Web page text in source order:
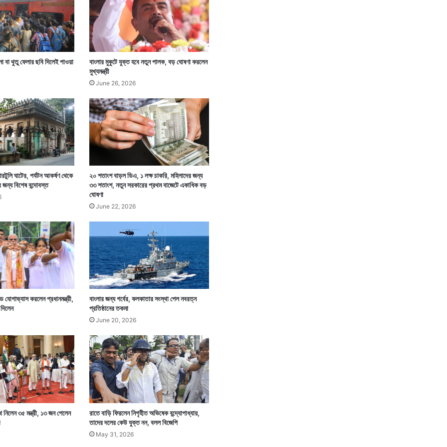
ধৃ
ত
৬
বা থুতু ফেলার ছবি দিলেই পাওয়া
বাংলার মুকুটে যুক্ত হবে নতুন পালক, বড় ঘোষণা করলেন
মুখ্যমন্ত্রী
June 26, 2026
ঘাটের, পর্যটন আকর্ষণ থেকে
জন্য বিশেষ বন্দোবস্ত
২০ শতাংশ বাড়ল ডিএ, ১ লক্ষ চাকরি, মহিলাদের জন্য
৩৩ শতাংশ, নতুন সরকারের প্রথম বাজেটে একাধিক বড়
ঘোষণা
June 22, 2026
যোগাভ্যাস করলেন প্রধানমন্ত্রী,
বাংলার জন্য গর্বের, কলকাতার সংস্থা পেল নবরত্ন
প্রতিষ্ঠানের তকমা
June 20, 2026
নিলেন ৩৫ মন্ত্রী, ১৩ জন পেলেন
রাতে বাড়ি ফিরলেন নিগৃহীত অভিষেক বন্দ্যোপাধ্যায়,
তাদের দলের কেউ যুক্ত নন, বলল বিজেপি
May 31, 2026